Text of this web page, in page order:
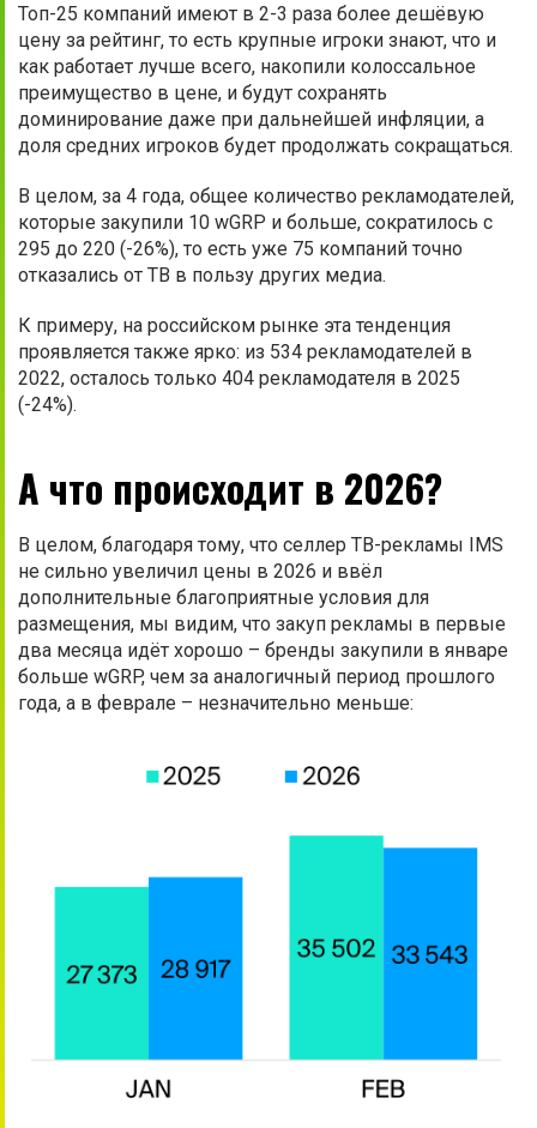
Топ-25 компаний имеют в 2-3 раза более дешёвую
цену за рейтинг, то есть крупные игроки знают, что и
как работает лучше всего, накопили колоссальное
преимущество в цене, и будут сохранять
доминирование даже при дальнейшей инфляции, а
доля средних игроков будет продолжать сокращаться.
В целом, за 4 года, общее количество рекламодателей,
которые закупили 10 wGRP и больше, сократилось с
295 до 220 (-26%), то есть уже 75 компаний точно
отказались от ТВ в пользу других медиа.
К примеру, на российском рынке эта тенденция
проявляется также ярко: из 534 рекламодателей в
2022, осталось только 404 рекламодателя в 2025
(-24%).
А что происходит в 2026?
В целом, благодаря тому, что селлер ТВ-рекламы IMS
не сильно увеличил цены в 2026 и ввёл
дополнительные благоприятные условия для
размещения, мы видим, что закуп рекламы в первые
два месяца идёт хорошо – бренды закупили в январе
больше wGRP, чем за аналогичный период прошлого
года, а в феврале – незначительно меньше: